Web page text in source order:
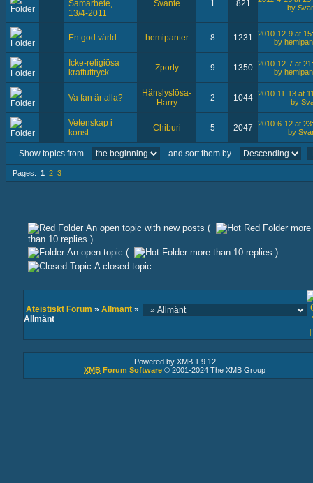
Samarbete,
13/4-2011
Svante 1 821
by
En god värld. hemipanter 8 1231
2010-12-9 at
by
Icke-religiösa
kraftuttryck
Zporty 9 1350 2010-12-7 at
by
Va fan är alla?
Hänslyslösa-
Harry
2 1044 2010-11-13 at
by
Vetenskap i
konst
Chiburi 5 2047
2010-6-12 at
by
Show topics from and sort them by
Pages: 1 2 3
An open topic with new posts (
more
than 10 replies )
An open topic (
more than 10 replies )
A closed topic
Ateistiskt Forum » Allmänt»
Allmänt
Powered by XMB 1.9.12
XMB Forum Software © 2001-2024 The XMB Group